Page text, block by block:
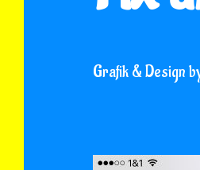
Grafik & Design